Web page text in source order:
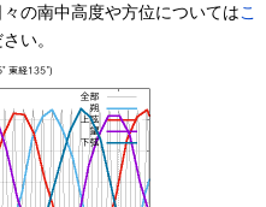
の南中高度や方位についてはこ
い。